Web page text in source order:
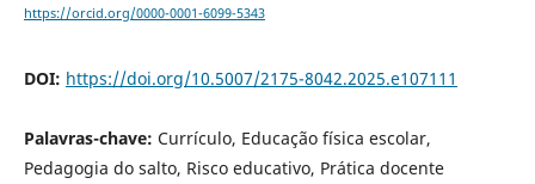
https://orcid.org/0000-0001-6099-5343
DOI: https://doi.org/10.5007/2175-8042.2025.e107111
Palavras-chave: Currículo, Educação física escolar,
Pedagogia do salto, Risco educativo, Prática docente